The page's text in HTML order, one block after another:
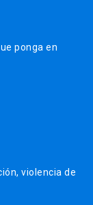
ponga en
violencia de